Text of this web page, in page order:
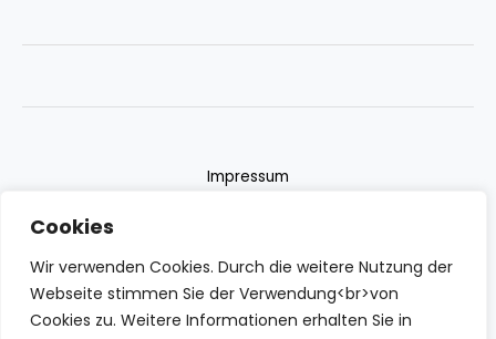
Cookies
Wir verwenden Cookies. Durch die weitere Nutzung der
Webseite stimmen Sie der Verwendung<br>von
Cookies zu. Weitere Informationen erhalten Sie in
Impressum